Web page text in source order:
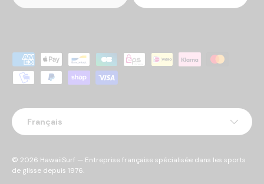
Moyens de paiement acceptés
Langue
Français
© 2026 HawaiiSurf — Entreprise française spécialisée dans les sports
de glisse depuis 1976.